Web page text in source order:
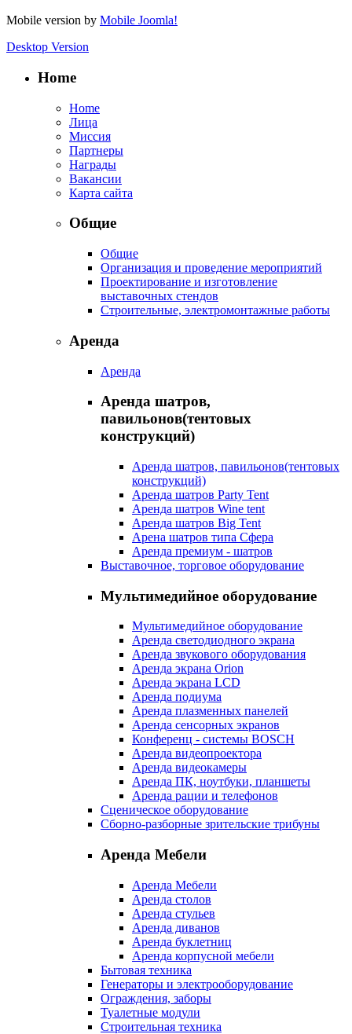
Mobile version by Mobile Joomla!
Desktop Version
Home
Home
Лица
Миссия
Партнеры
Награды
Вакансии
Карта сайта
Общие
Общие
Организация и проведение мероприятий
Проектирование и изготовление
выставочных стендов
Строительные, электромонтажные работы
Аренда
Аренда
Аренда шатров,
павильонов(тентовых
конструкций)
Аренда шатров, павильонов(тентовых
конструкций)
Аренда шатров Party Tent
Аренда шатров Wine tent
Аренда шатров Big Tent
Арена шатров типа Сфера
Аренда премиум - шатров
Выставочное, торговое оборудование
Мультимедийное оборудование
Мультимедийное оборудование
Аренда светодиодного экрана
Аренда звукового оборудования
Аренда экрана Orion
Аренда экрана LCD
Аренда подиума
Аренда плазменных панелей
Аренда сенсорных экранов
Конференц - системы BOSCH
Аренда видеопроектора
Аренда видеокамеры
Аренда ПК, ноутбуки, планшеты
Аренда рации и телефонов
Сценическое оборудование
Сборно-разборные зрительские трибуны
Аренда Мебели
Аренда Мебели
Аренда столов
Аренда стульев
Аренда диванов
Аренда буклетниц
Аренда корпусной мебели
Бытовая техника
Генераторы и электрооборудование
Ограждения, заборы
Туалетные модули
Строительная техника